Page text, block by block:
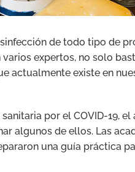
de todo tipo de
expertos, no solo
actualmente existe en
por el COVID-19,
algunos de ellos. Las
una guía práctica